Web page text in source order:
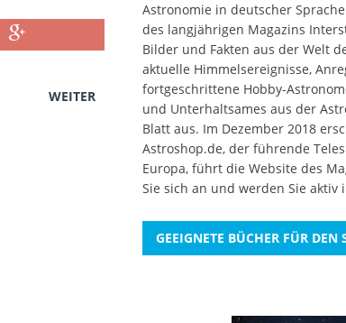
WEITER
Astronomie in deutscher
des langjährigen Magazins
Bilder und Fakten aus der Welt
aktuelle Himmelsereignisse,
fortgeschrittene Hobby-
und Unterhaltsames aus der
Blatt aus. Im Dezember 2018
Astroshop.de, der führende
Europa, führt die Website des
Sie sich an und werden Sie aktiv
GEEIGNETE BÜCHER FÜR DEN